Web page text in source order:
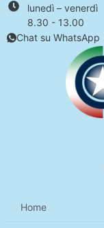
lunedì – venerdì
8.30 - 13.00
Chat su WhatsApp
Home